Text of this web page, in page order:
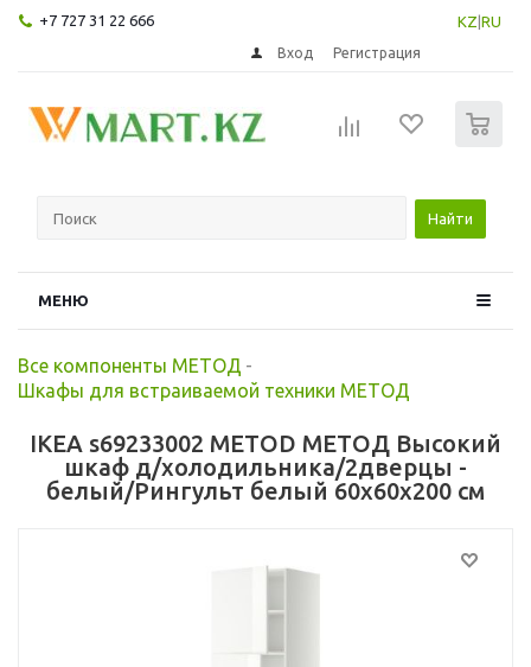
+7 727 31 22 666 KZ RU
Вход Регистрация
Найти
МЕНЮ
Все компоненты МЕТОД -
Шкафы для встраиваемой техники МЕТОД
IKEA s69233002 METOD МЕТОД Высокий
шкаф д/холодильника/2дверцы -
белый/Рингульт белый 60x60x200 см